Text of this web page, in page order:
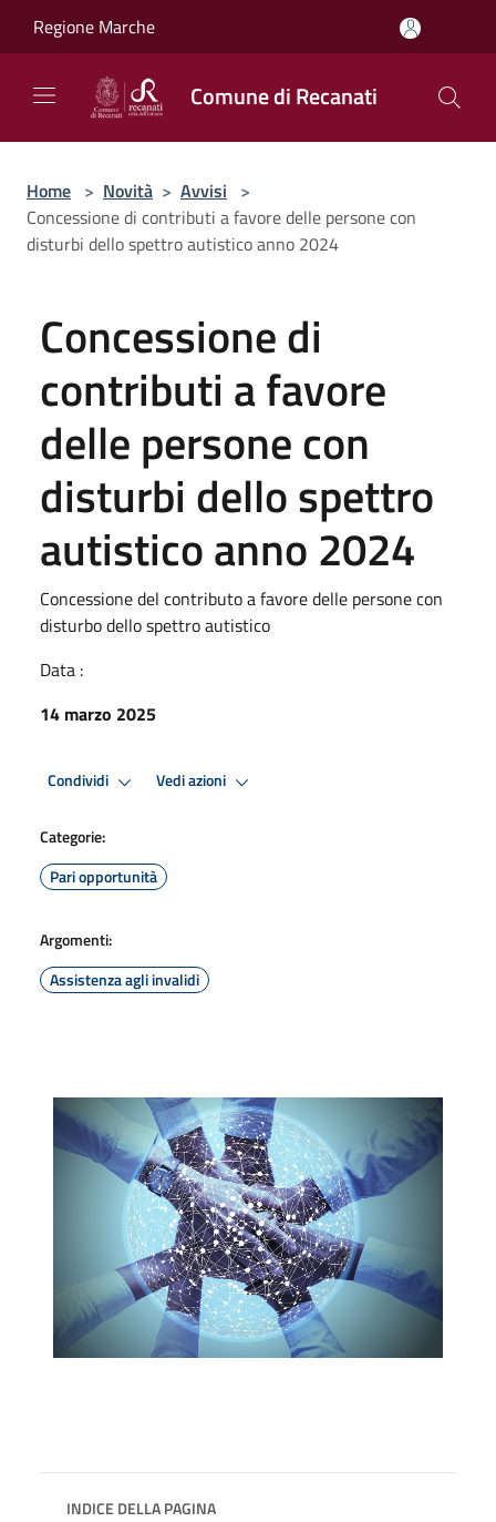
Regione Marche
Comune di Recanati
Home > Novità > Avvisi >
Concessione di contributi a favore delle persone con
disturbi dello spettro autistico anno 2024
Concessione di
contributi a favore
delle persone con
disturbi dello spettro
autistico anno 2024
Concessione del contributo a favore delle persone con
disturbo dello spettro autistico
Data :
14 marzo 2025
Condividi Vedi azioni
Categorie:
Pari opportunità
Argomenti:
Assistenza agli invalidi
INDICE DELLA PAGINA